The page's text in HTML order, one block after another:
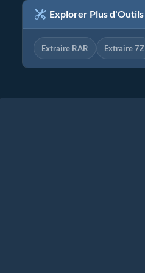
Explorer Plus d'Outils
Extraire RAR Extraire 7Z